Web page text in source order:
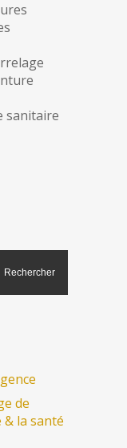
sanitaire
de
& la santé